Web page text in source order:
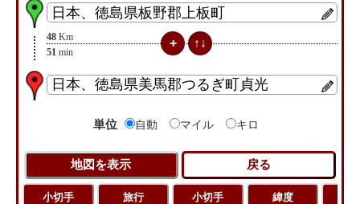
48 Km
51 min
単位 自動 マイル キロ
小切手
旅行
小切手
緯度